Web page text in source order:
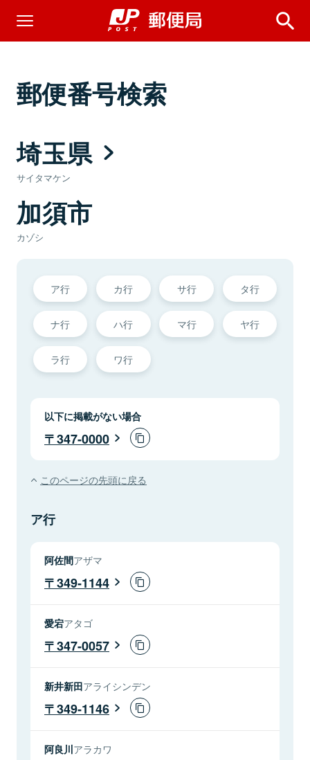
郵便番号検索
埼玉県
サイタマケン
加須市
カゾシ
ア行 カ行 サ行 タ行
ナ行 ハ行 マ行 ヤ行
ラ行 ワ行
以下に掲載がない場合
347-0000
このページの先頭に戻る
ア行
阿佐間アザマ
349-1144
愛宕アタゴ
347-0057
新井新田アライシンデン
349-1146
阿良川アラカワ